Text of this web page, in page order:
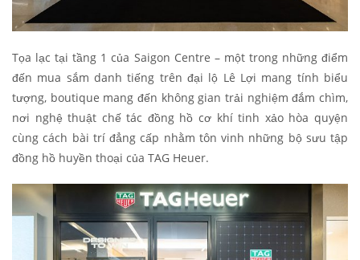
Tọa lạc tại tầng 1 của Saigon Centre – một trong những điểm
đến mua sắm danh tiếng trên đại lộ Lê Lợi mang tính biểu
tượng, boutique mang đến không gian trải nghiệm đắm chìm,
nơi nghệ thuật chế tác đồng hồ cơ khí tinh xảo hòa quyện
cùng cách bài trí đẳng cấp nhằm tôn vinh những bộ sưu tập
đồng hồ huyền thoại của TAG Heuer.